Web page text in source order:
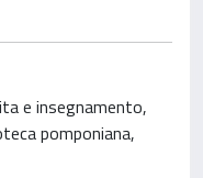
e insegnamento,
pomponiana,